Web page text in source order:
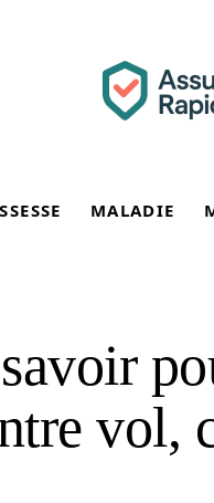
MALADIE
vol,